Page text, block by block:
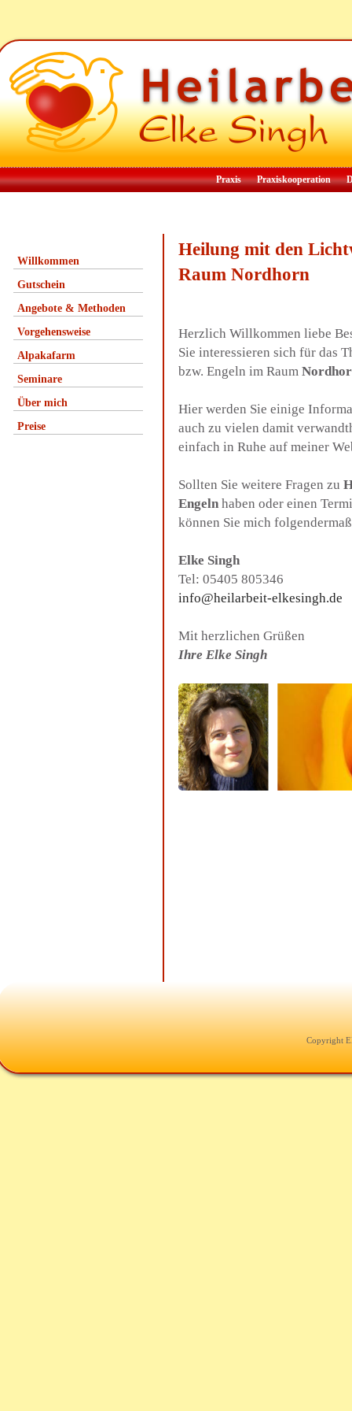
Praxis Praxiskooperation
Willkommen
Gutschein
Angebote & Methoden
Vorgehensweise
Alpakafarm
Seminare
Über mich
Preise
Heilung mit den
Raum Nordhorn
Herzlich Willkommen liebe
Sie interessieren sich für das
bzw. Engeln im Raum
Hier werden Sie einige
auch zu vielen damit
einfach in Ruhe auf meiner
Sollten Sie weitere Fragen zu
Engeln haben oder einen
können Sie mich
Elke Singh
Tel: 05405 805346
info@heilarbeit-elkesingh.de
Mit herzlichen Grüßen
Ihre Elke Singh
Copyright